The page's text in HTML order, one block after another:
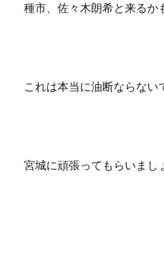
種市、佐々木朗希と来るか
これは本当に油断ならない
宮城に頑張ってもらいまし